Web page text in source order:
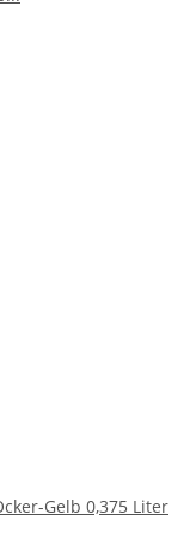
Gelb 0,375 Liter